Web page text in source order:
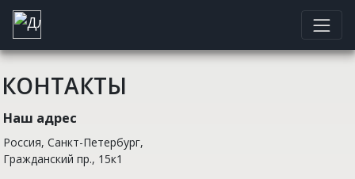
КОНТАКТЫ
Наш адрес
Россия, Санкт-Петербург,
Гражданский пр., 15к1